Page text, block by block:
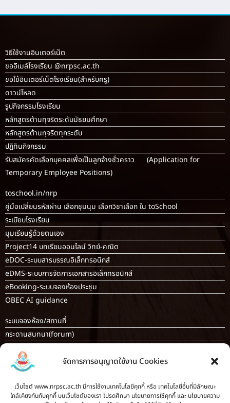
จัดการการอนุญาตใช้งาน Cookies
เว็บไซต์ www.nrpsc.ac.th มีการใช้งานเทคโนโลยีคุกกี้ หรือ เทคโนโลยีอื่นที่มีลักษณะ
ใกล้เคียงกันกับคุกกี้ บนเว็บไซต์ของเรา โปรดศึกษา นโยบายการใช้คุกกี้ และ นโยบายความ
วิธีใช้งานอินเตอร์เน็ต
ขออีเมล์โรงเรียน @nrpsc.ac.th
ขอใช้อินเตอร์เน็ตโรงเรียน(สำหรับครู)
ดาวน์โหลด
รูปกิจกรรมโรงเรียน
หลักสูตรต้านทุจริตระดับมัธยมศึกษา
หลักสูตรต้านทุจริตทุกระดับ
ปฏิทินกิจกรรม
รับสมัครคัดเลือกบุคคลเพื่อเป็นลูกจ้างชั่วคราว (Application for
Temporary Employee Positions)
toschool.in/nrp
คู่มือเปลี่ยนรหัสผ่าน เลือกชุมนุม เลือกวิชาเลือก ใน toSchool
ระเบียบโรงเรียน
มุมเรียนรู้ด้วยตนเอง
Project14 บทเรียนออนไลน์ วิทย์-คณิต
eDOC-ระบบสารบรรณอิเล็กทรอนิกส์
eDMS-ระบบการจัดการเอกสารอิเล็กทรอนิกส์
eBooking-ระบบจองห้องประชุม
OBEC AI guidance
ระบบจองห้อง/สถานที่
กระดานสนทนา(forum)
ขออนุญาตออกนอกโรงเรียน
ระบบส่งแผนการสอนออนไลน์
ระบบนิเทศการจัดการเรียนการสอน
บันทึกข้อมูลเกียรติบัตร/รายงานการอบรม